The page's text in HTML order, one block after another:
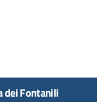
dei Fontanili